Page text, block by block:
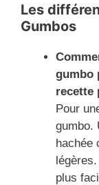
Les
Gumbos
gumbo
recette
Pour
gumbo.
hachée
plus